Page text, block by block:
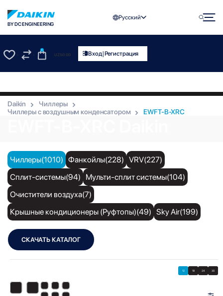
BY DC ENGINEERING
Русский
0
UZS0.00 Вход|Регистрация
Daikin
Чиллеры
Чиллеры с воздушным конденсатором
EWFT-B-XRC
Чиллеры(1010) Фанкойлы(228) VRV(227)
Сплит-системы(94)
Мульти-сплит системы(104)
Очистители воздуха(7)
Крышные кондиционеры (Руфтопы)(49) Sky Air(199)
СКАЧАТЬ КАТАЛОГ
12 18 24 30